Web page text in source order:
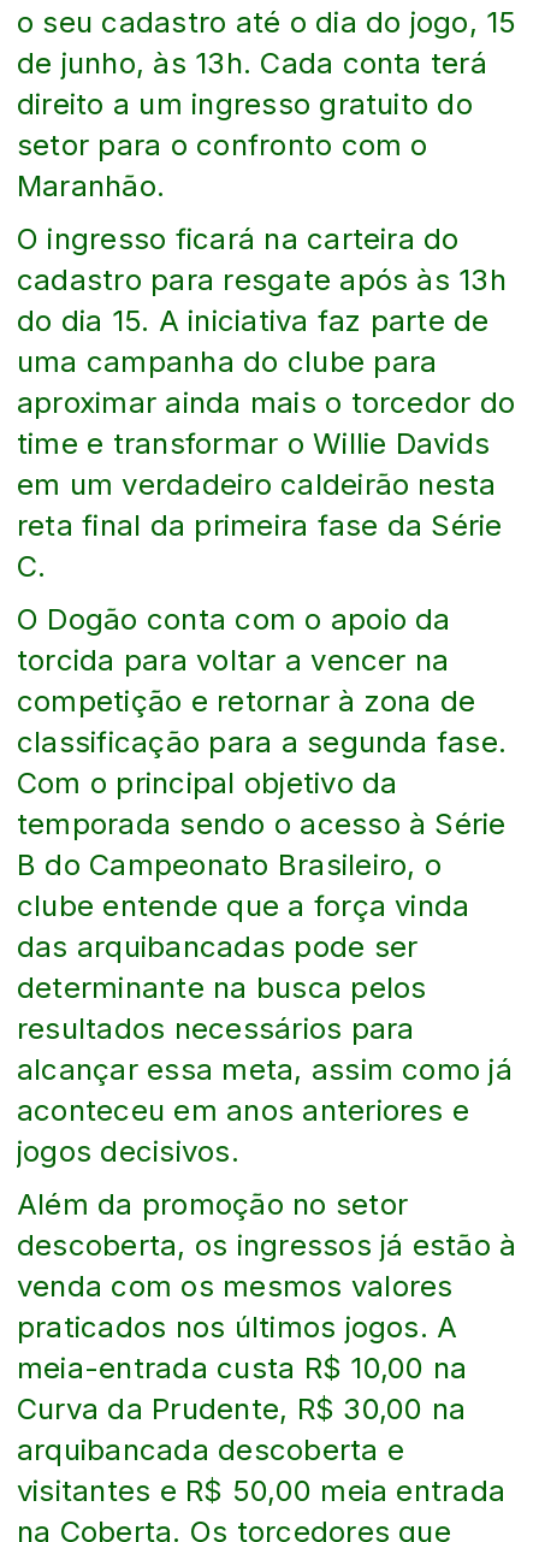
o seu cadastro até o dia do jogo, 15
de junho, às 13h. Cada conta terá
direito a um ingresso gratuito do
setor para o confronto com o
Maranhão.
O ingresso ficará na carteira do
cadastro para resgate após às 13h
do dia 15. A iniciativa faz parte de
uma campanha do clube para
aproximar ainda mais o torcedor do
time e transformar o Willie Davids
em um verdadeiro caldeirão nesta
reta final da primeira fase da Série
C.
O Dogão conta com o apoio da
torcida para voltar a vencer na
competição e retornar à zona de
classificação para a segunda fase.
Com o principal objetivo da
temporada sendo o acesso à Série
B do Campeonato Brasileiro, o
clube entende que a força vinda
das arquibancadas pode ser
determinante na busca pelos
resultados necessários para
alcançar essa meta, assim como já
aconteceu em anos anteriores e
jogos decisivos.
Além da promoção no setor
descoberta, os ingressos já estão à
venda com os mesmos valores
praticados nos últimos jogos. A
meia-entrada custa R$ 10,00 na
Curva da Prudente, R$ 30,00 na
arquibancada descoberta e
visitantes e R$ 50,00 meia entrada
na Coberta. Os torcedores que